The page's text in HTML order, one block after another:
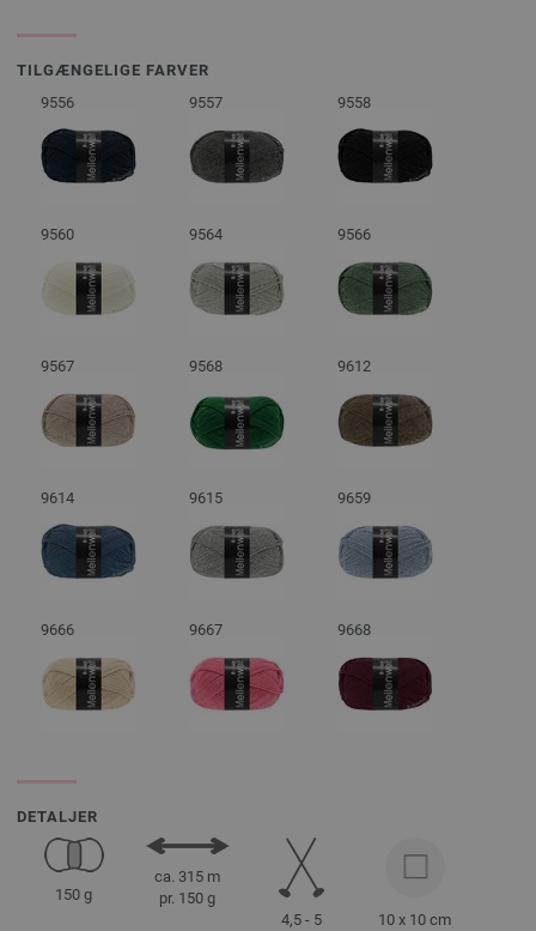
TILGÆNGELIGE FARVER
9556
9557 9558
9560 9564 9566
9567 9568 9612
9614 9615 9659
9666 9667 9668
DETALJER
150 g
ca. 315 m
pr. 150 g
4,5 - 5
10 x 10 cm